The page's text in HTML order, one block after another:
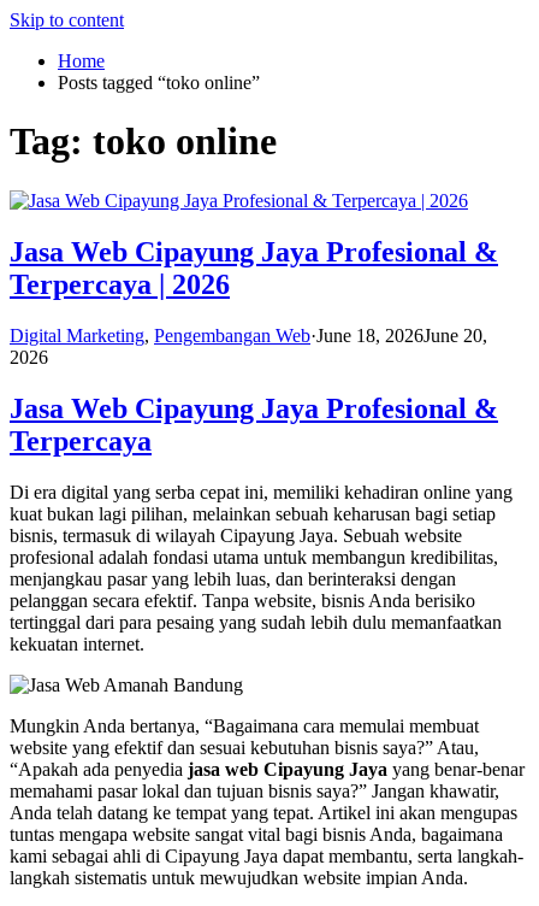
Skip to content
Home
Posts tagged “toko online”
Tag: toko online
Jasa Web Cipayung Jaya Profesional &
Terpercaya | 2026
Digital Marketing, Pengembangan Web·June 18, 2026June 20,
2026
Jasa Web Cipayung Jaya Profesional &
Terpercaya
Di era digital yang serba cepat ini, memiliki kehadiran online yang
kuat bukan lagi pilihan, melainkan sebuah keharusan bagi setiap
bisnis, termasuk di wilayah Cipayung Jaya. Sebuah website
profesional adalah fondasi utama untuk membangun kredibilitas,
menjangkau pasar yang lebih luas, dan berinteraksi dengan
pelanggan secara efektif. Tanpa website, bisnis Anda berisiko
tertinggal dari para pesaing yang sudah lebih dulu memanfaatkan
kekuatan internet.
Mungkin Anda bertanya, “Bagaimana cara memulai membuat
website yang efektif dan sesuai kebutuhan bisnis saya?” Atau,
“Apakah ada penyedia jasa web Cipayung Jaya yang benar-benar
memahami pasar lokal dan tujuan bisnis saya?” Jangan khawatir,
Anda telah datang ke tempat yang tepat. Artikel ini akan mengupas
tuntas mengapa website sangat vital bagi bisnis Anda, bagaimana
kami sebagai ahli di Cipayung Jaya dapat membantu, serta langkah-
langkah sistematis untuk mewujudkan website impian Anda.